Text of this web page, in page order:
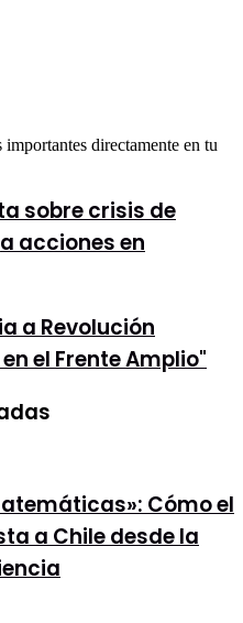
directamente en tu
sobre crisis de
acciones en
a Revolución
el Frente Amplio"
Cómo el
a Chile desde la